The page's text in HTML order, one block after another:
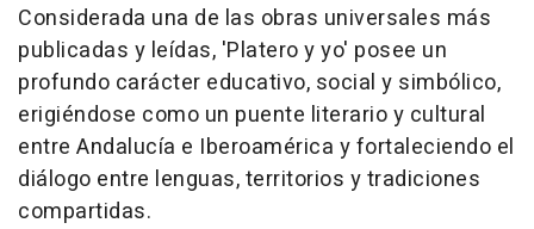
Considerada una de las obras universales más
publicadas y leídas, 'Platero y yo' posee un
profundo carácter educativo, social y simbólico,
erigiéndose como un puente literario y cultural
entre Andalucía e Iberoamérica y fortaleciendo el
diálogo entre lenguas, territorios y tradiciones
compartidas.